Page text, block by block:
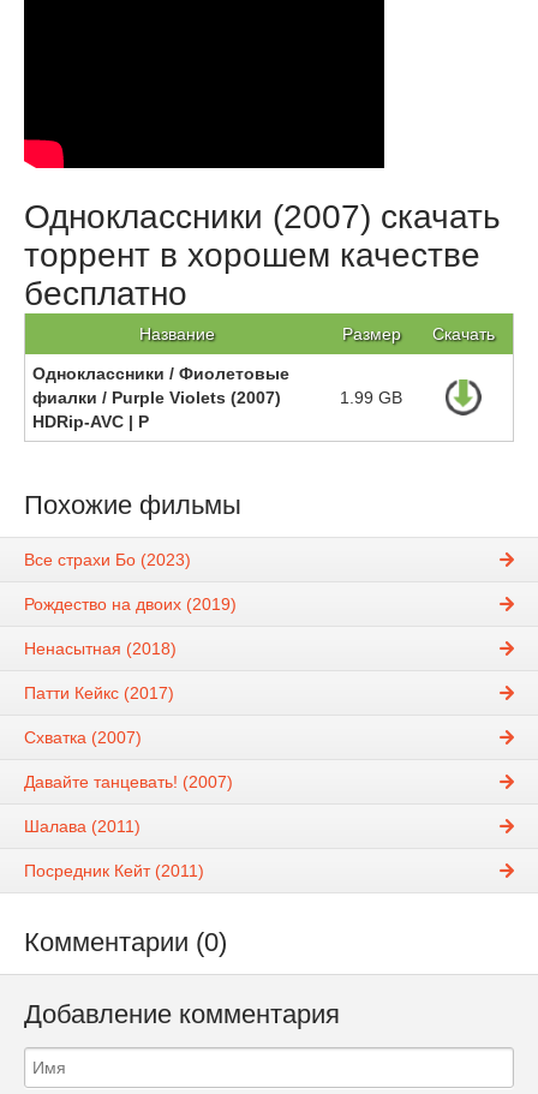
Одноклассники (2007) скачать
торрент в хорошем качестве
бесплатно
Название Размер Скачать
Одноклассники / Фиолетовые
фиалки / Purple Violets (2007)
HDRip-AVC | P
1.99 GB
Похожие фильмы
Все страхи Бо (2023)
Рождество на двоих (2019)
Ненасытная (2018)
Патти Кейкс (2017)
Схватка (2007)
Давайте танцевать! (2007)
Шалава (2011)
Посредник Кейт (2011)
Комментарии (0)
Добавление комментария